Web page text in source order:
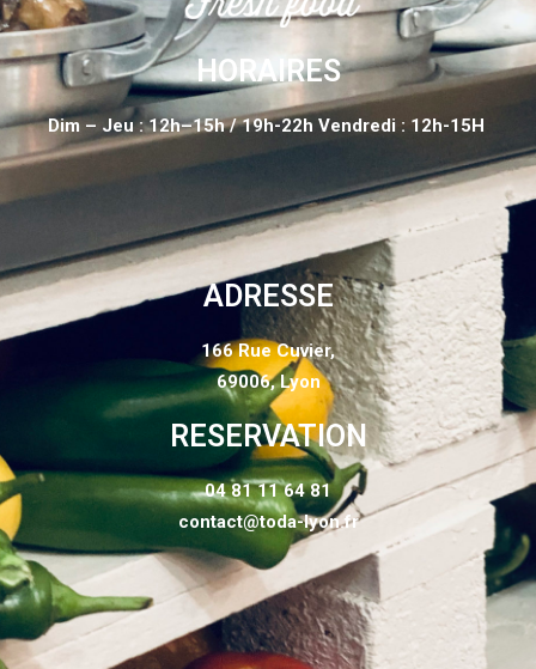
HORAIRES
Dim – Jeu : 12h–15h / 19h-22h Vendredi : 12h-15H
ADRESSE
166 Rue Cuvier,
69006, Lyon
RESERVATION
04 81 11 64 81
contact@toda-lyon.fr